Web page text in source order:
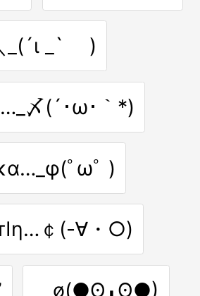
_(´ι _` )
〆(´･ω･｀*)
ﾟωﾟ )
￠(-∀・○)
＿ø(●ʘ╻ʘ●)